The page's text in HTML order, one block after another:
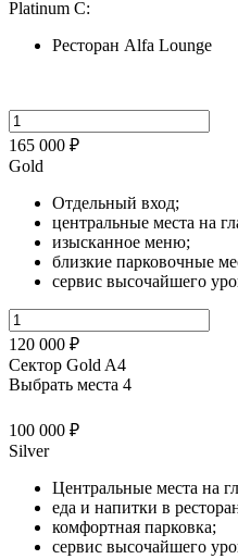
Platinum C:
Ресторан Alfa Lounge
165 000 ₽
Gold
Отдельный вход;
центральные места на
изысканное меню;
близкие парковочные
сервис высочайшего
120 000 ₽
Сектор Gold A4
Выбрать места 4
100 000 ₽
Silver
Центральные места на
еда и напитки в
комфортная парковка;
сервис высочайшего